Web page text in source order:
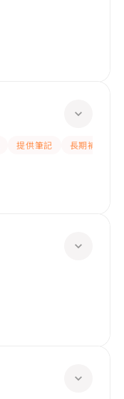
提供筆記
長期補習